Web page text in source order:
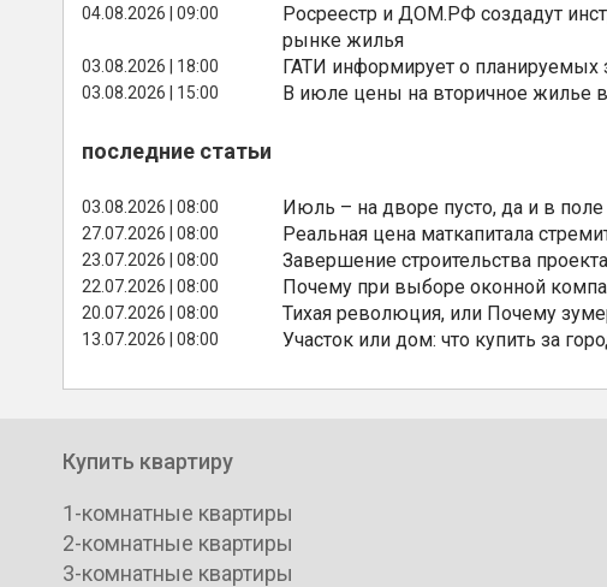
04.08.2026 | 09:00
Росреестр и ДОМ.РФ создадут
рынке жилья
03.08.2026 | 18:00 ГАТИ информирует о планируемых
03.08.2026 | 15:00 В июле цены на вторичное жилье
последние статьи
03.08.2026 | 08:00 Июль – на дворе пусто, да и в поле
27.07.2026 | 08:00 Реальная цена маткапитала
23.07.2026 | 08:00 Завершение строительства
22.07.2026 | 08:00 Почему при выборе оконной
20.07.2026 | 08:00 Тихая революция, или Почему
13.07.2026 | 08:00 Участок или дом: что купить за
Купить квартиру
1-комнатные квартиры
2-комнатные квартиры
3-комнатные квартиры